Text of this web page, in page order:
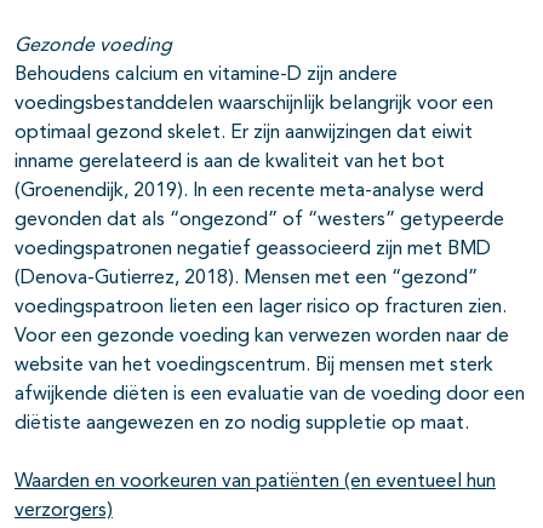
Gezonde voeding
Behoudens calcium en vitamine-D zijn andere
voedingsbestanddelen waarschijnlijk belangrijk voor een
optimaal gezond skelet. Er zijn aanwijzingen dat eiwit
inname gerelateerd is aan de kwaliteit van het bot
(Groenendijk, 2019). In een recente meta-analyse werd
gevonden dat als “ongezond” of “westers” getypeerde
voedingspatronen negatief geassocieerd zijn met BMD
(Denova-Gutierrez, 2018). Mensen met een “gezond”
voedingspatroon lieten een lager risico op fracturen zien.
Voor een gezonde voeding kan verwezen worden naar de
website van het voedingscentrum. Bij mensen met sterk
afwijkende diëten is een evaluatie van de voeding door een
diëtiste aangewezen en zo nodig suppletie op maat.
Waarden en voorkeuren van patiënten (en eventueel hun
verzorgers)